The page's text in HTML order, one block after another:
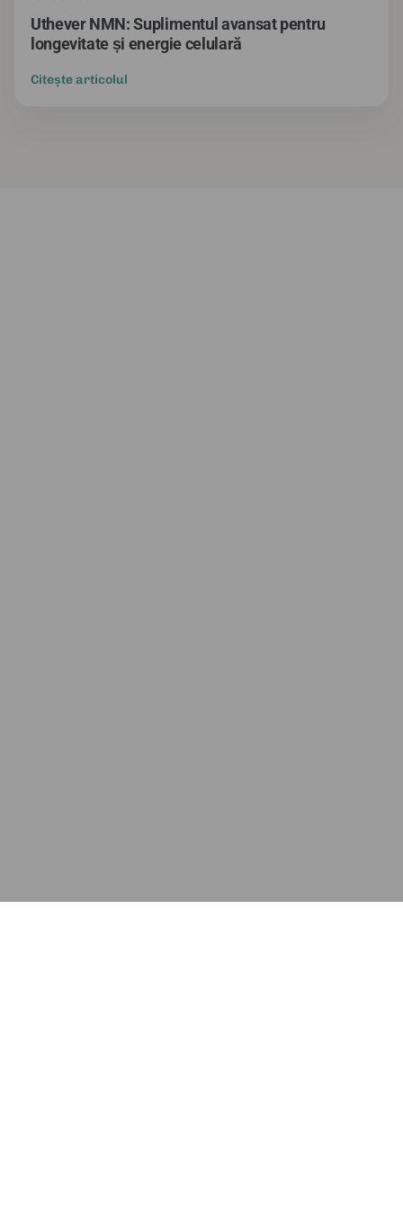
Uthever NMN: Suplimentul avansat pentru
longevitate și energie celulară
Citește articolul